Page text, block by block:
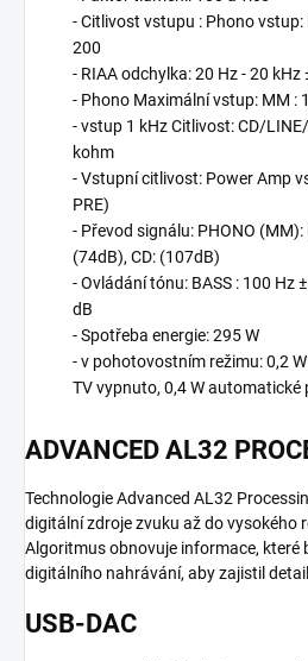
- Citlivost vstupu : Phono
200
- RIAA odchylka: 20 Hz - 20
- Phono Maximální vstup: MM :
- vstup 1 kHz Citlivost: CD/
kohm
- Vstupní citlivost: Power Amp
PRE)
- Převod signálu: PHONO
(74dB), CD: (107dB)
- Ovládání tónu: BASS : 100 Hz
dB
- Spotřeba energie: 295 W
- v pohotovostním režimu: 0,2
TV vypnuto, 0,4 W
ADVANCED AL32
Technologie Advanced AL32
digitální zdroje zvuku až do vysokého
Algoritmus obnovuje informace, které
digitálního nahrávání, aby zajistil
USB-DAC